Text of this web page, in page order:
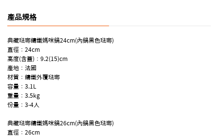
產品規格
典藏琺瑯鑄鐵媽咪鍋24cm(內鍋黑色琺瑯)
直徑：24cm
高度(含蓋)：9.2(15)cm
產地：法國
材質：鑄鐵外覆琺瑯
容量：3.1L
重量：3.5kg
份量：3-4人
典藏琺瑯鑄鐵媽咪鍋26cm(內鍋黑色琺瑯)
直徑：26cm